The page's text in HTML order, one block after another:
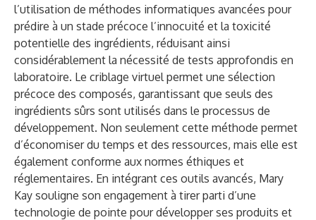
l’utilisation de méthodes informatiques avancées pour
prédire à un stade précoce l’innocuité et la toxicité
potentielle des ingrédients, réduisant ainsi
considérablement la nécessité de tests approfondis en
laboratoire. Le criblage virtuel permet une sélection
précoce des composés, garantissant que seuls des
ingrédients sûrs sont utilisés dans le processus de
développement. Non seulement cette méthode permet
d’économiser du temps et des ressources, mais elle est
également conforme aux normes éthiques et
réglementaires. En intégrant ces outils avancés, Mary
Kay souligne son engagement à tirer parti d’une
technologie de pointe pour développer ses produits et